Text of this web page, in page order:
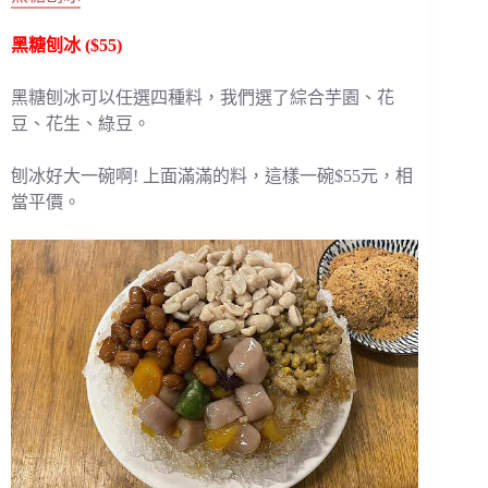
黑糖刨冰 ($55)
黑糖刨冰可以任選四種料，我們選了綜合芋園、花
豆、花生、綠豆。
刨冰好大一碗啊! 上面滿滿的料，這樣一碗$55元，相
當平價。